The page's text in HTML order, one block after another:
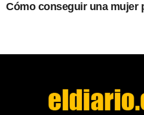
Cómo conseguir una mujer